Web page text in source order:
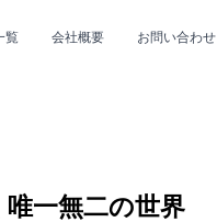
覧 会社概要 お問い合わせ
一無二の世界